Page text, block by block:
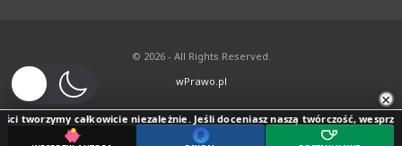
© 2026 - All Rights Reserved.
wPrawo.pl
×
tworzymy całkowicie niezależnie. Jeśli doceniasz naszą twórczość, wesprzyj